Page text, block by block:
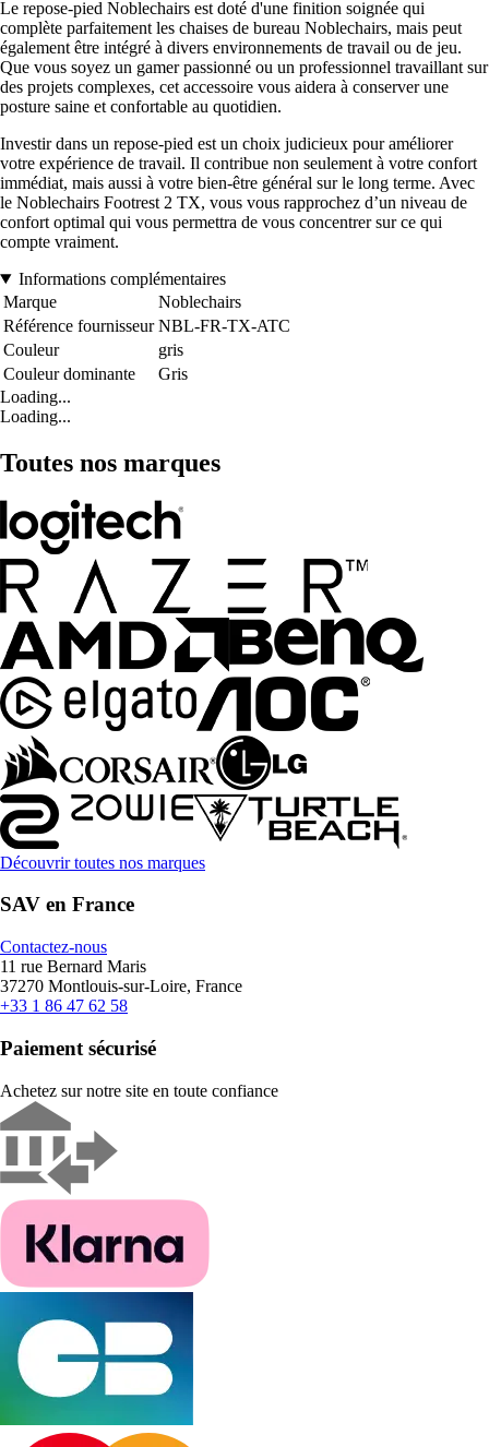
Le repose-pied Noblechairs est doté d'une finition soignée qui
complète parfaitement les chaises de bureau Noblechairs, mais peut
également être intégré à divers environnements de travail ou de jeu.
Que vous soyez un gamer passionné ou un professionnel travaillant sur
des projets complexes, cet accessoire vous aidera à conserver une
posture saine et confortable au quotidien.
Investir dans un repose-pied est un choix judicieux pour améliorer
votre expérience de travail. Il contribue non seulement à votre confort
immédiat, mais aussi à votre bien-être général sur le long terme. Avec
le Noblechairs Footrest 2 TX, vous vous rapprochez d’un niveau de
confort optimal qui vous permettra de vous concentrer sur ce qui
compte vraiment.
Informations complémentaires
Marque
Noblechairs
Référence fournisseur NBL-FR-TX-ATC
Couleur
gris
Couleur dominante
Gris
Loading...
Loading...
Toutes nos marques
Découvrir toutes nos marques
SAV en France
Contactez-nous
11 rue Bernard Maris
37270 Montlouis-sur-Loire, France
+33 1 86 47 62 58
Paiement sécurisé
Achetez sur notre site en toute confiance